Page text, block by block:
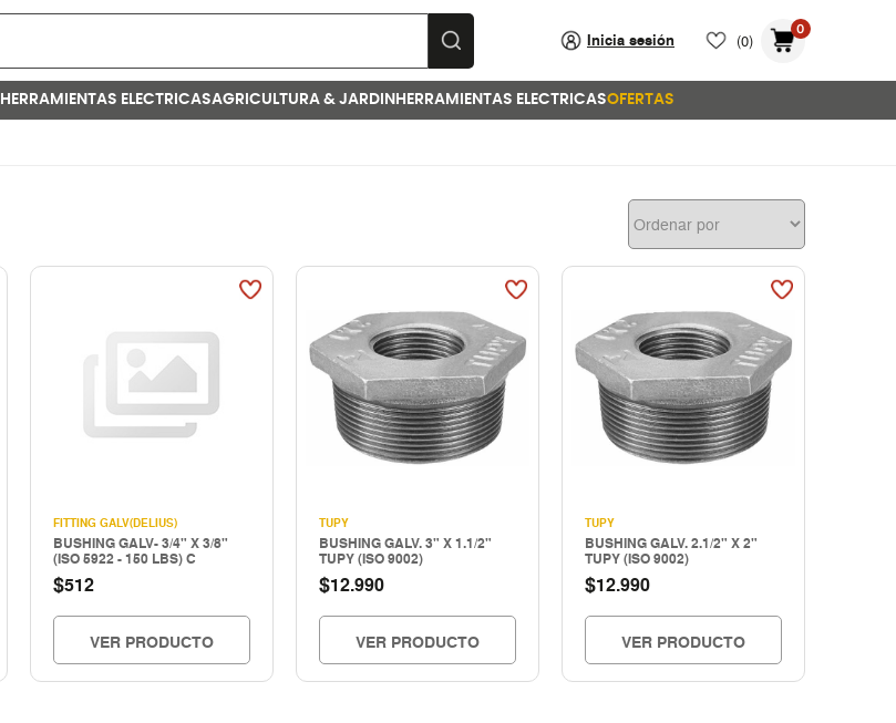
Inicia sesión (0)
0
HERRAMIENTAS ELECTRICASAGRICULTURA & JARDIN HERRAMIENTAS ELECTRICASOFERTAS
FITTING GALV(DELIUS)
BUSHING GALV- 3/4" X 3/8"
(ISO 5922 - 150 LBS) C
$512
VER PRODUCTO
TUPY
BUSHING GALV. 3" X 1.1/2"
TUPY (ISO 9002)
$12.990
VER PRODUCTO
TUPY
BUSHING GALV. 2.1/2" X 2"
TUPY (ISO 9002)
$12.990
VER PRODUCTO